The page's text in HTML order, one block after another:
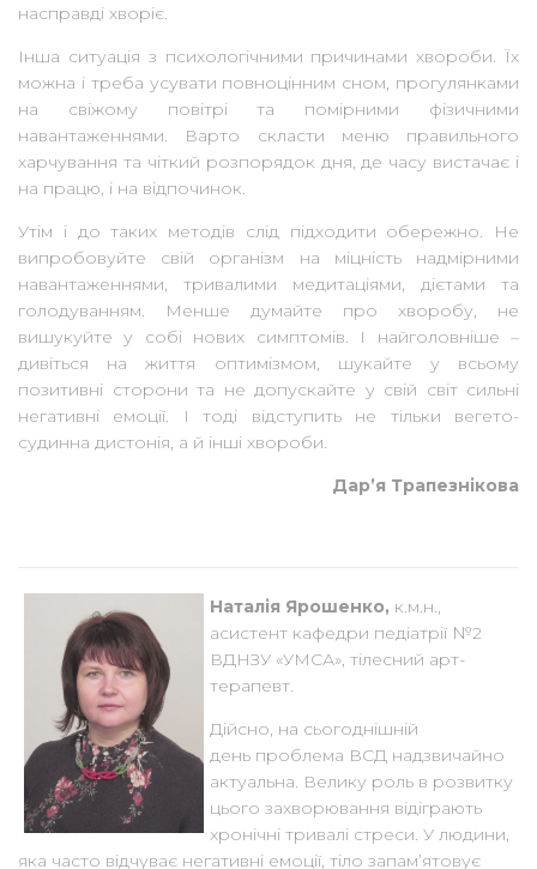
насправді хворіє.
Інша ситуація з психологічними причинами хвороби. Їх
можна і треба усувати повноцінним сном, прогулянками
на свіжому повітрі та помірними фізичними
навантаженнями. Варто скласти меню правильного
харчування та чіткий розпорядок дня, де часу вистачає і
на працю, і на відпочинок.
Утім і до таких методів слід підходити обережно. Не
випробовуйте свій організм на міцність надмірними
навантаженнями, тривалими медитаціями, дієтами та
голодуванням. Менше думайте про хворобу, не
вишукуйте у собі нових симптомів. І найголовніше –
дивіться на життя оптимізмом, шукайте у всьому
позитивні сторони та не допускайте у свій світ сильні
негативні емоції. І тоді відступить не тільки вегето-
судинна дистонія, а й інші хвороби.
Дар’я Трапезнікова
Наталія Ярошенко, к.м.н.,
асистент кафедри педіатрії №2
ВДНЗУ «УМСА», тілесний арт-
терапевт.
Дійсно, на сьогоднішній
день проблема ВСД надзвичайно
актуальна. Велику роль в розвитку
цього захворювання відіграють
хронічні тривалі стреси. У людини,
яка часто відчуває негативні емоції, тіло запам’ятовує